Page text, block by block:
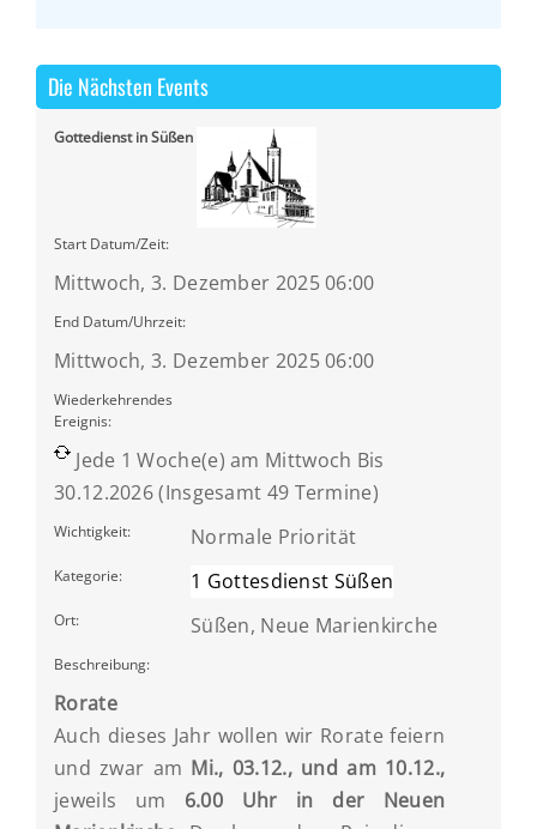
Die Nächsten Events
Gottedienst in Süßen
Start Datum/Zeit:
Mittwoch, 3. Dezember 2025 06:00
End Datum/Uhrzeit:
Mittwoch, 3. Dezember 2025 06:00
Wiederkehrendes
Ereignis:
Jede 1 Woche(e) am Mittwoch Bis
30.12.2026 (Insgesamt 49 Termine)
Wichtigkeit: Normale Priorität
Kategorie: 1 Gottesdienst Süßen
Ort: Süßen, Neue Marienkirche
Beschreibung:
Rorate
Auch dieses Jahr wollen wir Rorate feiern
und zwar am Mi., 03.12., und am 10.12.,
jeweils um 6.00 Uhr in der Neuen